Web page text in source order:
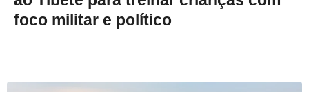
foco militar e político